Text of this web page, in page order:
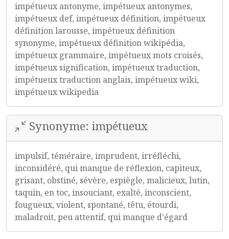
impétueux antonyme, impétueux antonymes,
impétueux def, impétueux définition, impétueux
définition larousse, impétueux définition
synonyme, impétueux définition wikipédia,
impétueux grammaire, impétueux mots croisés,
impétueux signification, impétueux traduction,
impétueux traduction anglais, impétueux wiki,
impétueux wikipedia
Synonyme: impétueux
impulsif, téméraire, imprudent, irréfléchi,
inconsidéré, qui manque de réflexion, capiteux,
grisant, obstiné, sévère, espiègle, malicieux, lutin,
taquin, en toc, insouciant, exalté, inconscient,
fougueux, violent, spontané, têtu, étourdi,
maladroit, peu attentif, qui manque d'égard